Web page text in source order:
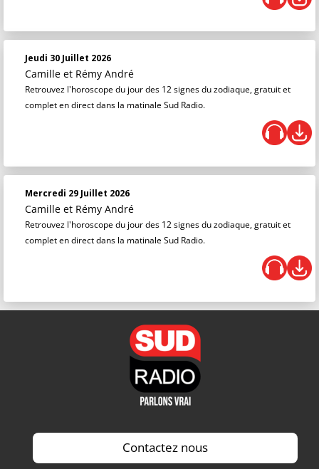
Jeudi 30 Juillet 2026
Camille et Rémy André
Retrouvez l'horoscope du jour des 12 signes du zodiaque, gratuit et
complet en direct dans la matinale Sud Radio.
Mercredi 29 Juillet 2026
Camille et Rémy André
Retrouvez l'horoscope du jour des 12 signes du zodiaque, gratuit et
complet en direct dans la matinale Sud Radio.
Contactez nous